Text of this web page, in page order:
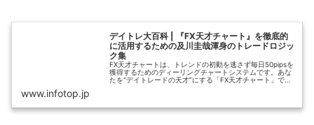
デイトレ大百科 | 『FX天才チャート』を徹底的
に活用するための及川圭哉渾身のトレードロジッ
ク集
FX天才チャートは、トレンドの初動を逃さず毎日50pipsを
獲得するためのディーリングチャートシステムです。あな
たを“デイトレードの天才”にする「FX天才チャート」で、
www.infotop.jp